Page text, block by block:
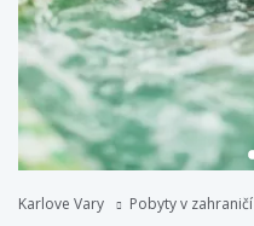
Karlove Vary Pobyty v zahraničí